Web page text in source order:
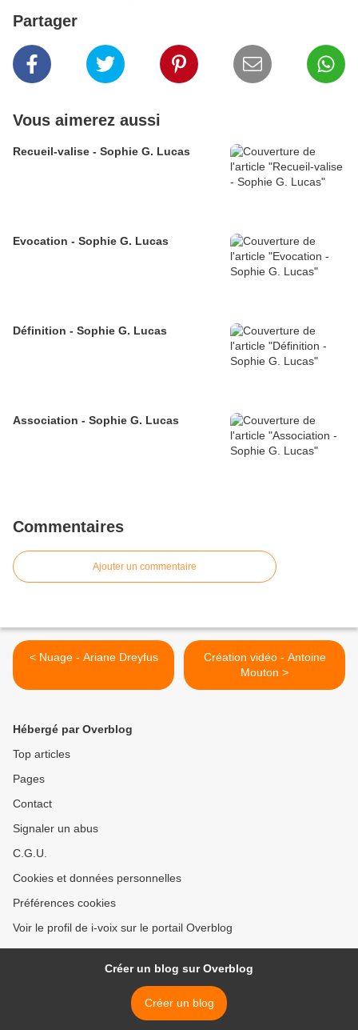
Partager
Vous aimerez aussi
Recueil-valise - Sophie G. Lucas
Evocation - Sophie G. Lucas
Définition - Sophie G. Lucas
Association - Sophie G. Lucas
Commentaires
Ajouter un commentaire
< Nuage - Ariane Dreyfus
Création vidéo - Antoine
Mouton >
Hébergé par Overblog
Top articles
Pages
Contact
Signaler un abus
C.G.U.
Cookies et données personnelles
Préférences cookies
Voir le profil de i-voix sur le portail Overblog
Créer un blog sur Overblog
Créer un blog